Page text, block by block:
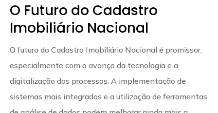
O Futuro do Cadastro
Imobiliário Nacional
O futuro do Cadastro Imobiliário Nacional é promissor,
especialmente com o avanço da tecnologia e a
digitalização dos processos. A implementação de
sistemas mais integrados e a utilização de ferramentas